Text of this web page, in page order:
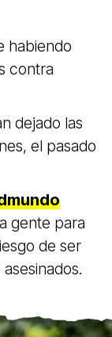
habiendo
contra
dejado las
el pasado
gente para
de ser